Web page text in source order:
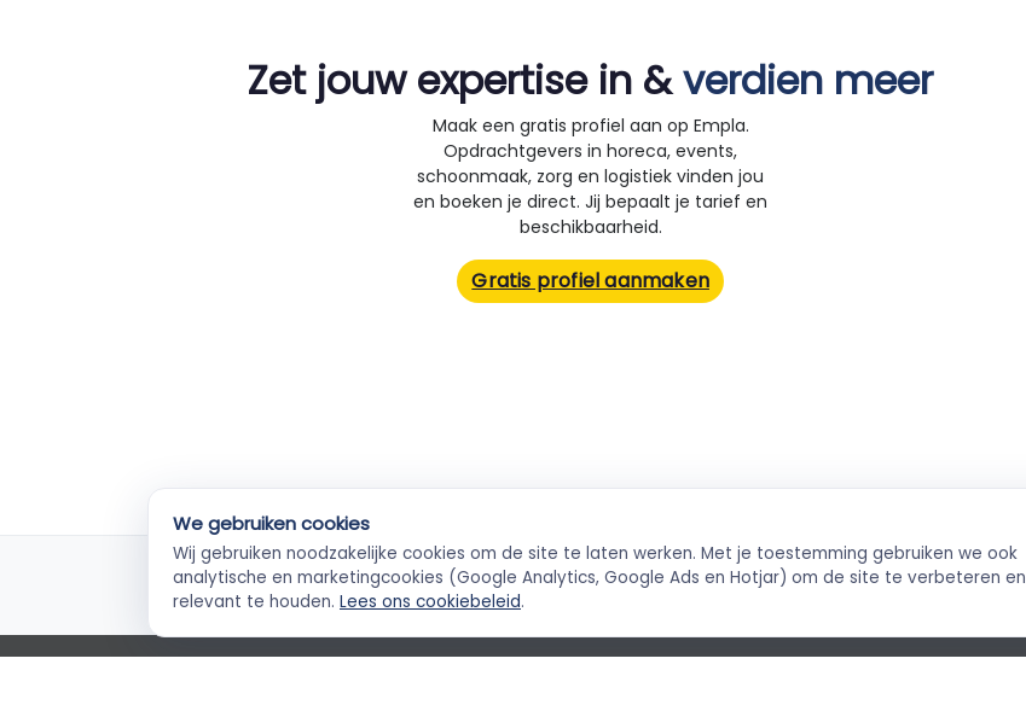
Zet jouw expertise in &verdien meer
Maak een gratis profiel aan op Empla.
Opdrachtgevers in horeca, events,
schoonmaak, zorg en logistiek vinden jou
en boeken je direct. Jij bepaalt je tarief en
beschikbaarheid.
Gratis profiel aanmaken
KvK-geverifieerd
Elke ZZP'er gecheckt
Veilig betalen
Betaling via Stripe
Direct boekbaar
We gebruiken cookies
Wij gebruiken noodzakelijke cookies om de site te laten werken. Met je toestemming gebruiken we ook
analytische en marketingcookies (Google Analytics, Google Ads en Hotjar) om de site te verbeteren en
relevant te houden. Lees ons cookiebeleid.